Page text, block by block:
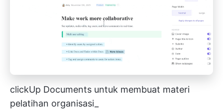
clickUp Documents untuk membuat materi
pelatihan organisasi_